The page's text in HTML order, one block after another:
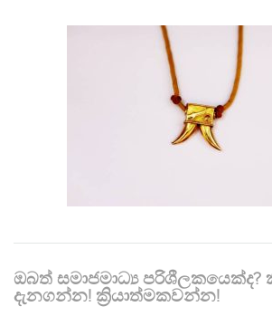
ඔබත් සමාජමාධ්‍ය
දැනගන්න! ක්‍රියාත්මකවන්න!